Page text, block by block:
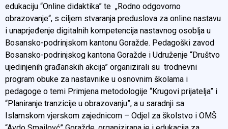
edukaciju “Online didaktika” te „Rodno odgovorno
obrazovanje“, s ciljem stvaranja preduslova za online nastavu
i unaprjeđenje digitalnih kompetencija nastavnog osoblja u
Bosansko-podrinjskom kantonu Goražde. Pedagoški zavod
Bosansko-podrinjskog kantona Goražde i Udruženje “Društvo
ujedinjenih građanskih akcija” organizirali su trodnevni
program obuke za nastavnike u osnovnim školama i
pedagoge o temi Primjena metodologije “Krugovi prijatelja” i
“Planiranje tranzicije u obrazovanju”, a u saradnji sa
Islamskom vjerskom zajednicom – Odjel za školstvo i OMŠ